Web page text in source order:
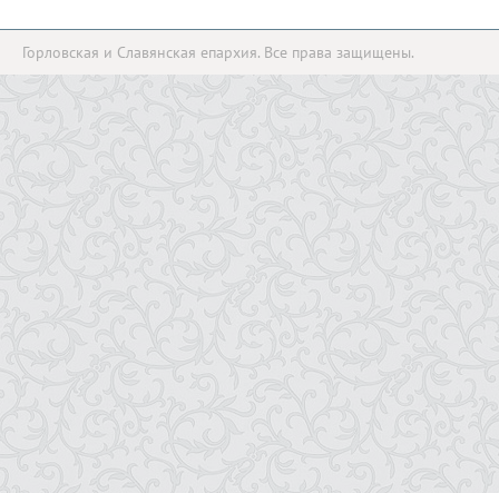
Горловская и Славянская епархия. Все права защищены.